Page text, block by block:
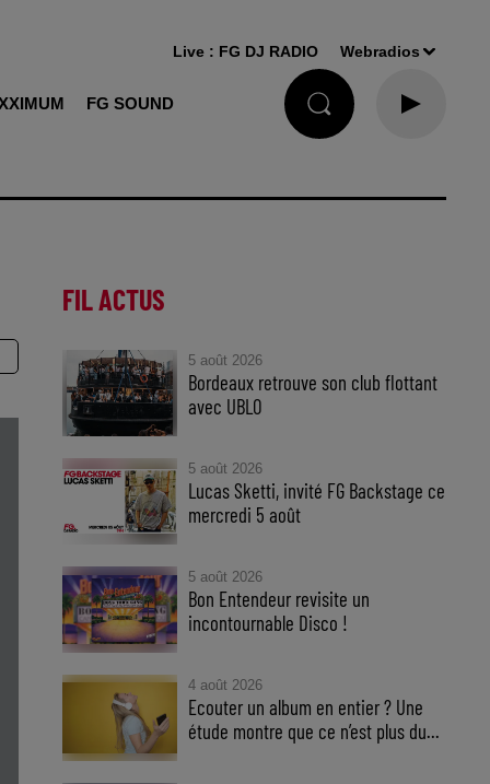
FG SOUND
Live : FG DJ RADIO Webradios
FIL ACTUS
5 août 2026
Bordeaux retrouve son club flottant
avec UBLO
5 août 2026
Lucas Sketti, invité FG Backstage ce
mercredi 5 août
5 août 2026
Bon Entendeur revisite un
incontournable Disco !
4 août 2026
Ecouter un album en entier ? Une
étude montre que ce n’est plus du...